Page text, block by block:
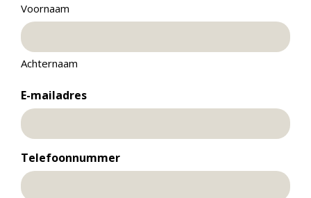
Voornaam
Achternaam
E-mailadres
Telefoonnummer